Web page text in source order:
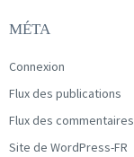
MÉTA
Connexion
Flux des publications
Flux des commentaires
Site de WordPress-FR